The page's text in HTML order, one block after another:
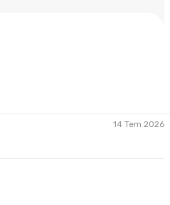
14 Tem 2026